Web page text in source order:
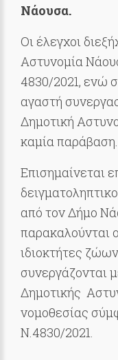
Νάουσα.
Οι έλεγχοι
Αστυνομία
4830/2021, ενώ
αγαστή
Δημοτική
καμία παράβαση.
Επισημαίνεται
από τον Δήμο
παρακαλούνται
ιδιοκτήτες
συνεργάζονται
Δημοτικής
νομοθεσίας
Ν.4830/2021.